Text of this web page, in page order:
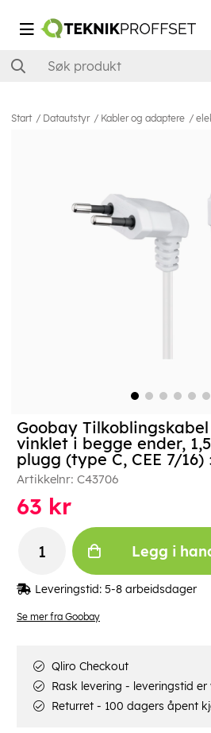
Start Datautstyr Kabler og adaptere
Se mer fra Goobay
Goobay
vinklet i begge ender,
plugg (type C, CEE 7/
Artikkelnr: C43706
63 kr
Legg i
Leveringstid: 5-8 arbeidsdager
Qliro Checkout
Rask levering - leveringstid er
Returret - 100 dagers åpent